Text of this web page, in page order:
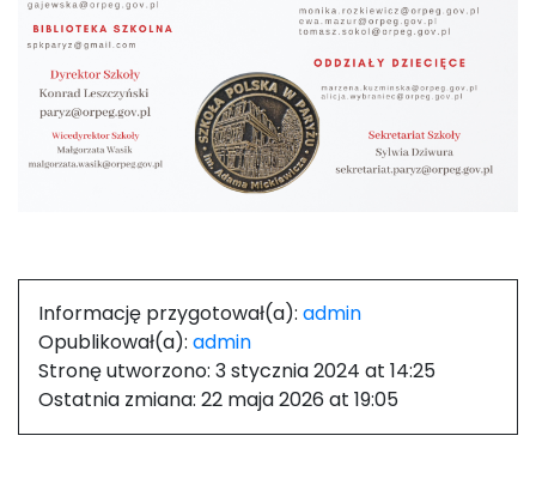
Informację przygotował(a): admin
Opublikował(a): admin
Stronę utworzono: 3 stycznia 2024 at 14:25
Ostatnia zmiana: 22 maja 2026 at 19:05